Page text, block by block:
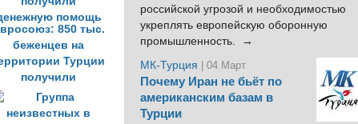
850 тыс.
беженцев на
Турции
получили
помощь
российской угрозой и необходимостью
укреплять европейскую оборонную
промышленность. →
МК-Турция
| 04 Март
Почему Иран не бьёт по
американским базам в
Турции